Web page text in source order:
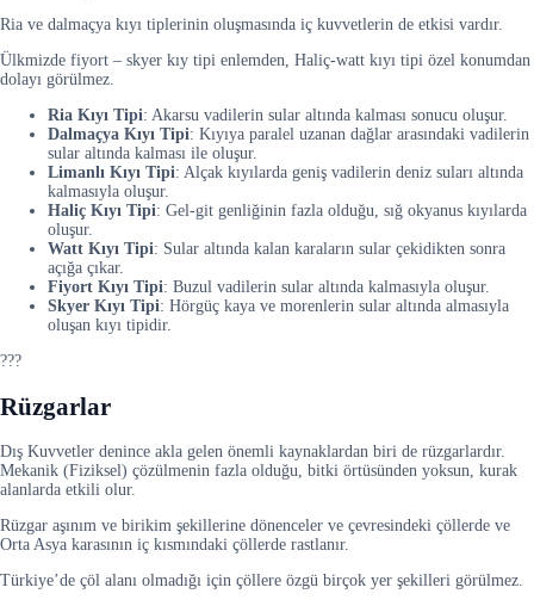
Ria ve dalmaçya kıyı tiplerinin oluşmasında iç kuvvetlerin de etkisi vardır.
Ülkmizde fiyort – skyer kıy tipi enlemden, Haliç-watt kıyı tipi özel konumdan
dolayı görülmez.
Ria Kıyı Tipi: Akarsu vadilerin sular altında kalması sonucu oluşur.
Dalmaçya Kıyı Tipi: Kıyıya paralel uzanan dağlar arasındaki vadilerin
sular altında kalması ile oluşur.
Limanlı Kıyı Tipi: Alçak kıyılarda geniş vadilerin deniz suları altında
kalmasıyla oluşur.
Haliç Kıyı Tipi: Gel-git genliğinin fazla olduğu, sığ okyanus kıyılarda
oluşur.
Watt Kıyı Tipi: Sular altında kalan karaların sular çekidikten sonra
açığa çıkar.
Fiyort Kıyı Tipi: Buzul vadilerin sular altında kalmasıyla oluşur.
Skyer Kıyı Tipi: Hörgüç kaya ve morenlerin sular altında almasıyla
oluşan kıyı tipidir.
???
Rüzgarlar
Dış Kuvvetler denince akla gelen önemli kaynaklardan biri de rüzgarlardır.
Mekanik (Fiziksel) çözülmenin fazla olduğu, bitki örtüsünden yoksun, kurak
alanlarda etkili olur.
Rüzgar aşınım ve birikim şekillerine dönenceler ve çevresindeki çöllerde ve
Orta Asya karasının iç kısmındaki çöllerde rastlanır.
Türkiye’de çöl alanı olmadığı için çöllere özgü birçok yer şekilleri görülmez.